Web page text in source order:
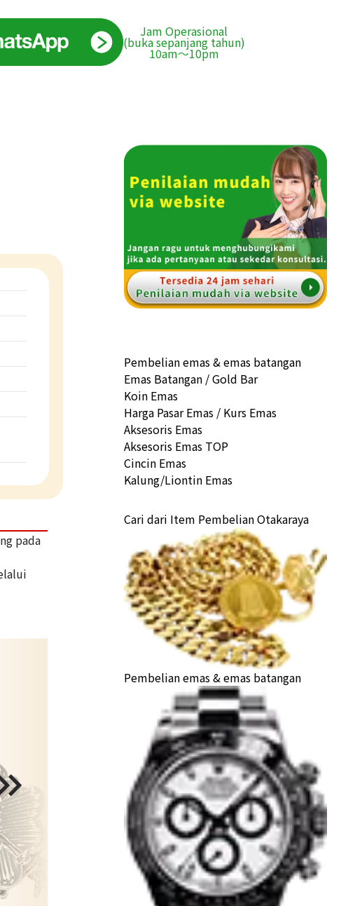
Jam Operasional
(buka sepanjang tahun)
10am〜10pm
pada
Pembelian emas & emas batangan
Emas Batangan / Gold Bar
Koin Emas
Harga Pasar Emas / Kurs Emas
Aksesoris Emas
Aksesoris Emas TOP
Cincin Emas
Kalung/Liontin Emas
Cari dari Item Pembelian Otakaraya
Pembelian emas & emas batangan